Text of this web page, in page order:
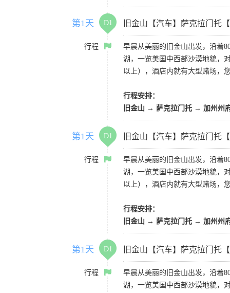
第1天 D1 旧金山【汽车】萨克拉门托
行程
早晨从美丽的旧金山出发，沿着
湖，一览美国中西部沙漠地貌，
以上），酒店内就有大型赌场，
行程安排：
旧金山 → 萨克拉门托 → 加州州
第1天 D1 旧金山【汽车】萨克拉门托
行程
早晨从美丽的旧金山出发，沿着
湖，一览美国中西部沙漠地貌，
以上），酒店内就有大型赌场，
行程安排：
旧金山 → 萨克拉门托 → 加州州
第1天 D1 旧金山【汽车】萨克拉门托
行程
早晨从美丽的旧金山出发，沿着
湖，一览美国中西部沙漠地貌，